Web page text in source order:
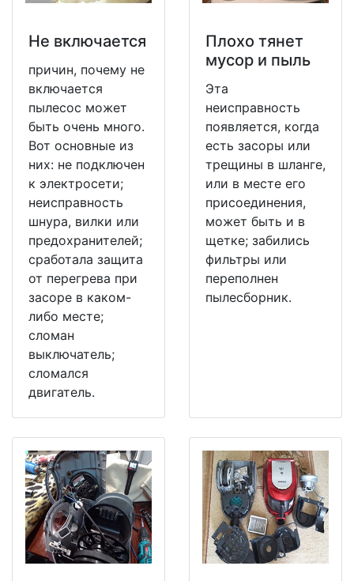
Не включается
причин, почему не
включается
пылесос может
быть очень много.
Вот основные из
них: не подключен
к электросети;
неисправность
шнура, вилки или
предохранителей;
сработала защита
от перегрева при
засоре в каком-
либо месте;
сломан
выключатель;
сломался
двигатель.
Плохо тянет
мусор и пыль
Эта
неисправность
появляется, когда
есть засоры или
трещины в шланге,
или в месте его
присоединения,
может быть и в
щетке; забились
фильтры или
переполнен
пылесборник.